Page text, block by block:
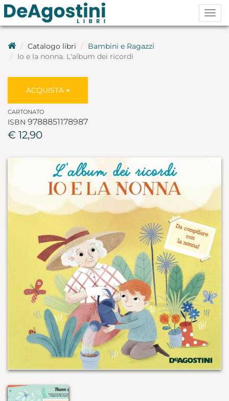
Catalogo libri
Bambini e Ragazzi
Io e la nonna. L'album dei ricordi
ACQUISTA
CARTONATO
ISBN 9788851178987
€ 12,90